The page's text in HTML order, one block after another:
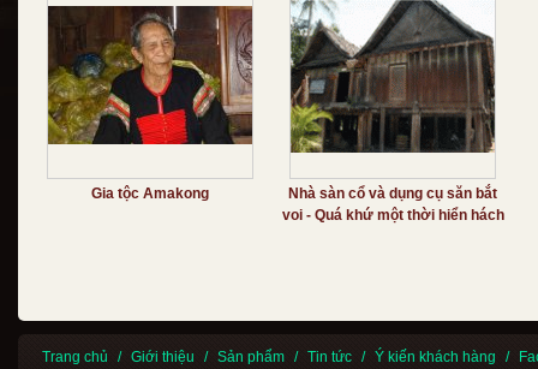
Gia tộc Amakong
Nhà sàn cổ và dụng cụ săn bắt
voi - Quá khứ một thời hiển hách
Trang chủ / Giới thiệu / Sản phẩm / Tin tức / Ý kiến khách hàng /